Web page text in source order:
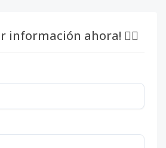
información ahora! 👇🏽